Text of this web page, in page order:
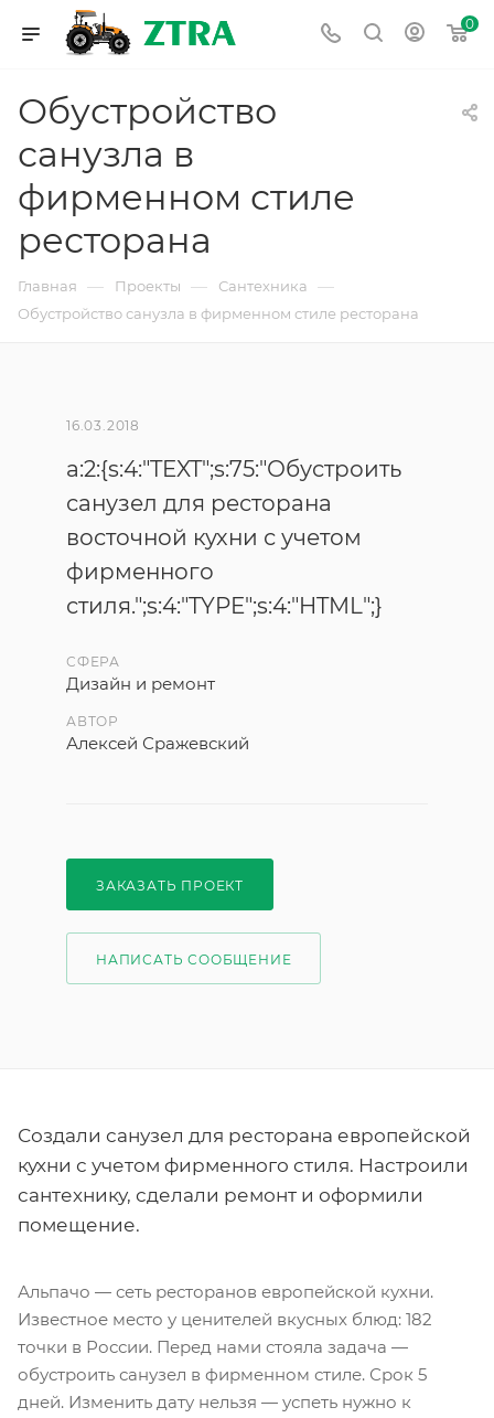
0
Обустройство
санузла в
фирменном стиле
ресторана
Главная — Проекты — Сантехника —
Обустройство санузла в фирменном стиле ресторана
16.03.2018
a:2:{s:4:"TEXT";s:75:"Обустроить
санузел для ресторана
восточной кухни с учетом
фирменного
стиля.";s:4:"TYPE";s:4:"HTML";}
СФЕРА
Дизайн и ремонт
АВТОР
Алексей Сражевский
ЗАКАЗАТЬ ПРОЕКТ
НАПИСАТЬ СООБЩЕНИЕ
Создали санузел для ресторана европейской
кухни с учетом фирменного стиля. Настроили
сантехнику, сделали ремонт и оформили
помещение.
Альпачо — сеть ресторанов европейской кухни.
Известное место у ценителей вкусных блюд: 182
точки в России. Перед нами стояла задача —
обустроить санузел в фирменном стиле. Срок 5
дней. Изменить дату нельзя — успеть нужно к